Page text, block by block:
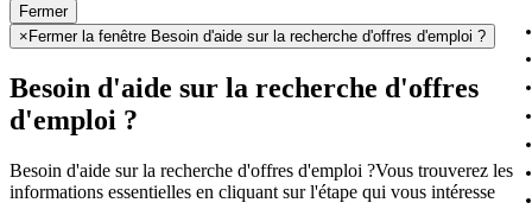
Fermer
× Fermer la fenêtre Besoin d'aide sur la recherche d'offres d'emploi ?
Besoin d'aide sur la recherche d'offres
d'emploi ?
Besoin d'aide sur la recherche d'offres d'emploi ?Vous trouverez les
informations essentielles en cliquant sur l'étape qui vous intéresse